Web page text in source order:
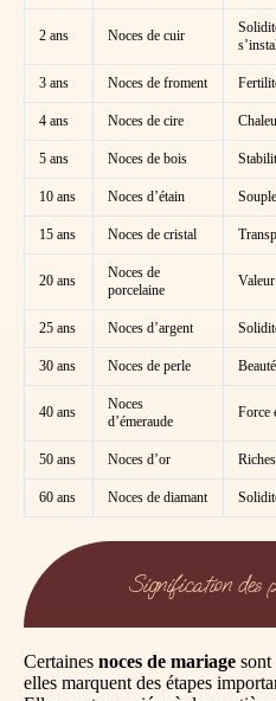
2 ans Noces de cuir
3 ans Noces de froment
4 ans Noces de cire
5 ans Noces de bois
10 ans Noces d’étain
15 ans Noces de cristal
20 ans
Noces de
porcelaine
25 ans Noces d’argent
30 ans Noces de perle
40 ans
Noces
d’émeraude
Force
50 ans Noces d’or
60 ans Noces de diamant
Signification des
Certaines noces de mariage sont
elles marquent des étapes